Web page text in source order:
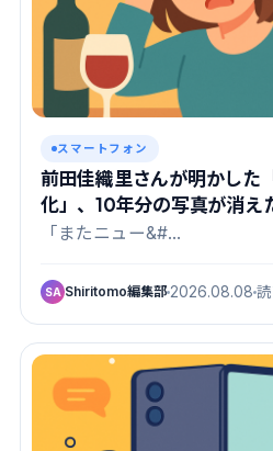
スマートフォン
前田佳織里さんが明かした
化」、10年分の写真が消え
「またニュー&#…
SA Shiritomo編集部 2026.08.08